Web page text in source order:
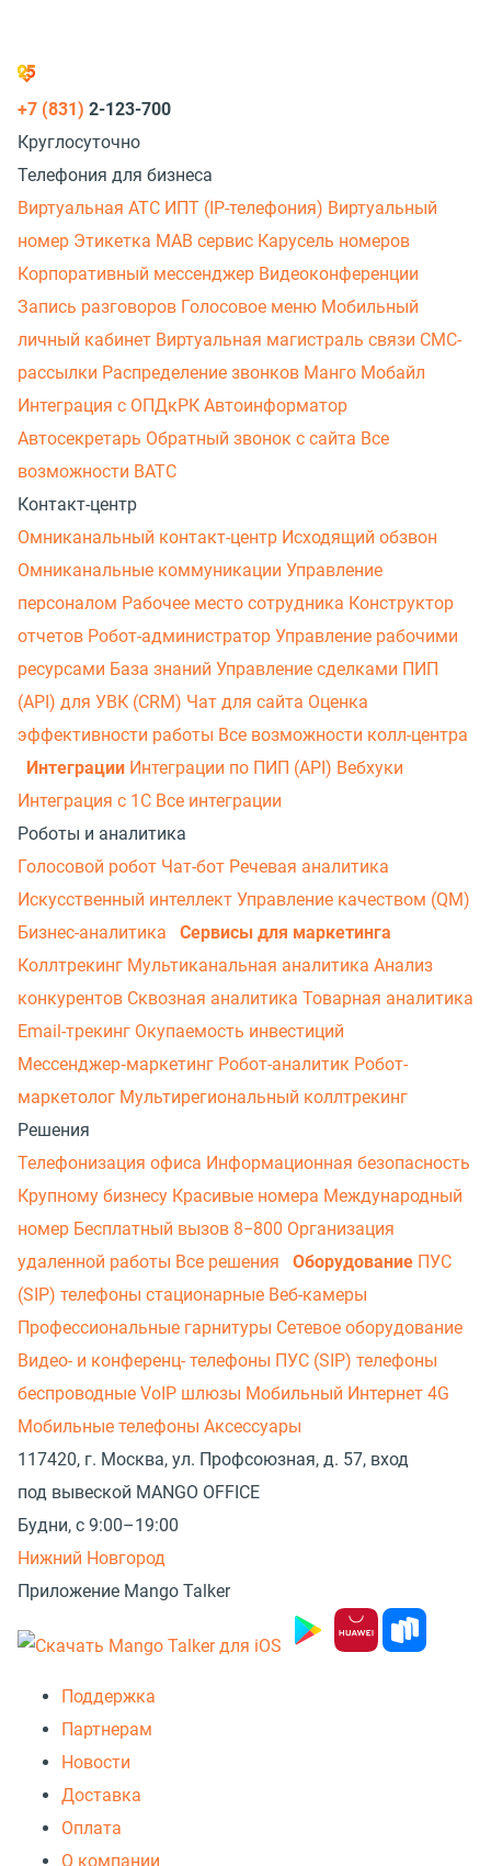
+7 (831) 2-123-700
Круглосуточно
Телефония для бизнеса
Виртуальная АТС ИПТ (IP-телефония) Виртуальный
номер Этикетка МАВ сервис Карусель номеров
Корпоративный мессенджер Видеоконференции
Запись разговоров Голосовое меню Мобильный
личный кабинет Виртуальная магистраль связи СМС-
рассылки Распределение звонков Манго Мобайл
Интеграция с ОПДкРК Автоинформатор
Автосекретарь Обратный звонок с сайта Все
возможности ВАТС
Контакт-центр
Омниканальный контакт-центр Исходящий обзвон
Омниканальные коммуникации Управление
персоналом Рабочее место сотрудника Конструктор
отчетов Робот-администратор Управление рабочими
ресурсами База знаний Управление сделками ПИП
(API) для УВК (CRM) Чат для сайта Оценка
эффективности работы Все возможности колл-центра
Интеграции Интеграции по ПИП (API) Вебхуки
Интеграция с 1С Все интеграции
Роботы и аналитика
Голосовой робот Чат-бот Речевая аналитика
Искусственный интеллект Управление качеством (QM)
Бизнес-аналитика
Сервисы для маркетинга
Коллтрекинг Мультиканальная аналитика Анализ
конкурентов Сквозная аналитика Товарная аналитика
Email-трекинг Окупаемость инвестиций
Мессенджер‑маркетинг Робот-аналитик Робот-
маркетолог Мультирегиональный коллтрекинг
Решения
Телефонизация офиса Информационная безопасность
Крупному бизнесу Красивые номера Международный
номер Бесплатный вызов 8−800 Организация
удаленной работы Все решения Оборудование ПУС
(SIP) телефоны стационарные Веб-камеры
Профессиональные гарнитуры Сетевое оборудование
Видео- и конференц- телефоны ПУС (SIP) телефоны
беспроводные VoIP шлюзы Мобильный Интернет 4G
Мобильные телефоны Аксессуары
117420, г. Москва, ул. Профсоюзная, д. 57, вход
под вывеской MANGO OFFICE
Будни, с 9:00–19:00
Нижний Новгород
Приложение Mango Talker
Поддержка
Партнерам
Новости
Доставка
Оплата
О компании